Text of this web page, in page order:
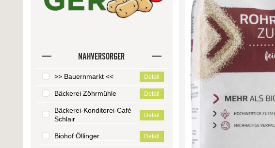
NAHVERSORGER
>> Bauernmarkt << Detail
Bäckerei Zöhrmühle Detail
Bäckerei-Konditorei-Café
Schlair
Detail
Biohof Öllinger Detail